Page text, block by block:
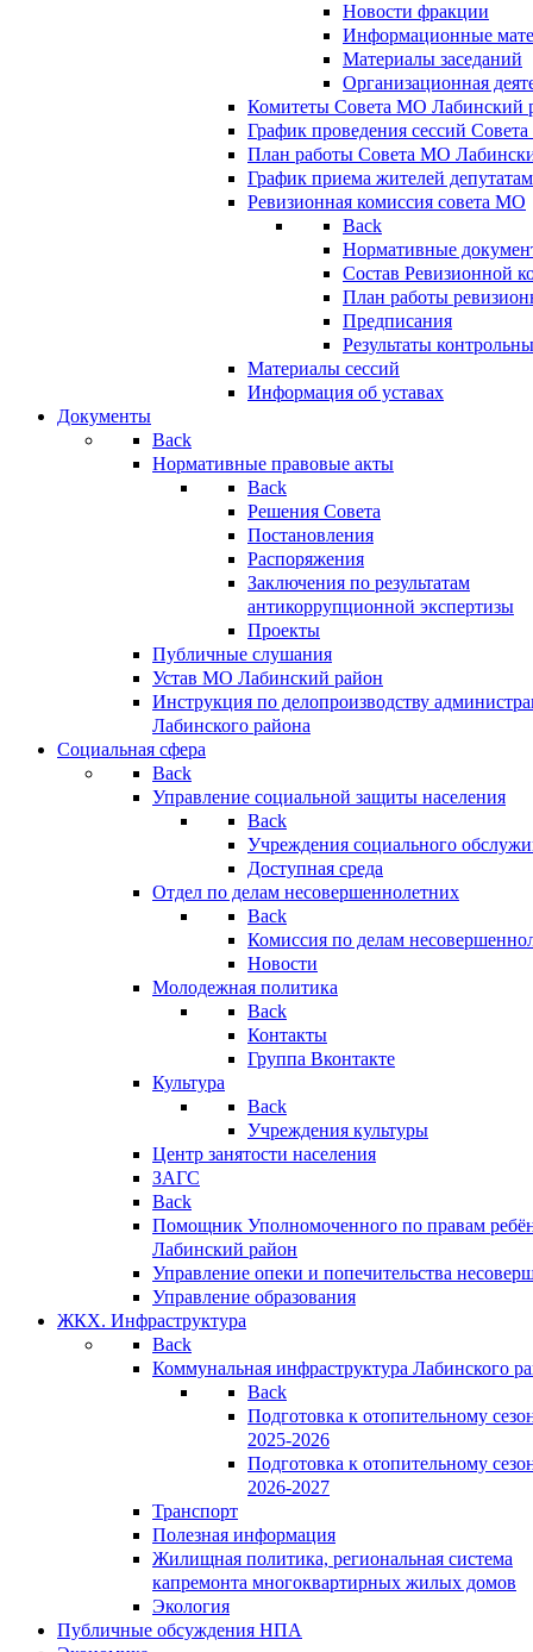
Новости фракции
Информационные
Материалы заседаний
Организационная
Комитеты Совета МО Лабинский
График проведения сессий
План работы Совета МО
График приема жителей
Ревизионная комиссия совета МО
Back
Нормативные
Состав Ревизионной
План работы
Предписания
Результаты
Материалы сессий
Информация об уставах
Документы
Back
Нормативные правовые акты
Back
Решения Совета
Постановления
Распоряжения
Заключения по результатам
антикоррупционной экспертизы
Проекты
Публичные слушания
Устав МО Лабинский район
Инструкция по делопроизводству
Лабинского района
Социальная сфера
Back
Управление социальной защиты населения
Back
Учреждения социального
Доступная среда
Отдел по делам несовершеннолетних
Back
Комиссия по делам
Новости
Молодежная политика
Back
Контакты
Группа Вконтакте
Культура
Back
Учреждения культуры
Центр занятости населения
ЗАГС
Back
Помощник Уполномоченного по правам
Лабинский район
Управление опеки и попечительства
Управление образования
ЖКХ. Инфраструктура
Back
Коммунальная инфраструктура Лабинского
Back
Подготовка к отопительному
2025-2026
Подготовка к отопительному
2026-2027
Транспорт
Полезная информация
Жилищная политика, региональная система
капремонта многоквартирных жилых домов
Экология
Публичные обсуждения НПА